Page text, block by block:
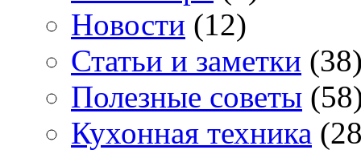
Новости (12)
Статьи и заметки
Полезные советы
Кухонная техника